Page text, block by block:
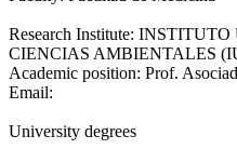
Research Institute: INSTITUTO
CIENCIAS AMBIENTALES
Academic position: Prof.
Email:
University degrees